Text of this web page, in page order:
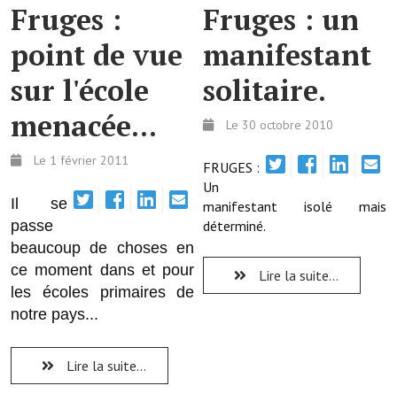
Fêtes et manifestations
Elus et agents
L'équipe municipale
Le personnel municipal
Les moyens financiers
Rapport d'orientation budgétaire
Fruges :
point de vue
sur l'école
menacée...
Le 1 février 2011
Il se
passe
beaucoup de choses en
ce moment dans et pour
les écoles primaires de
notre pays...
Lire la suite...
Fruges : un
manifestant
solitaire.
Le 30 octobre 2010
FRUGES :
Un
manifestant isolé mais
déterminé.
Lire la suite...